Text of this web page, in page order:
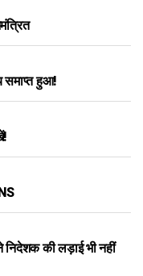
समाप्त हुआ!
निदेशक की लड़ाई भी नहीं